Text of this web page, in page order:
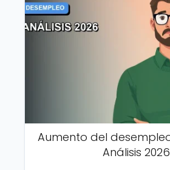
Aumento del
Análisis 2026